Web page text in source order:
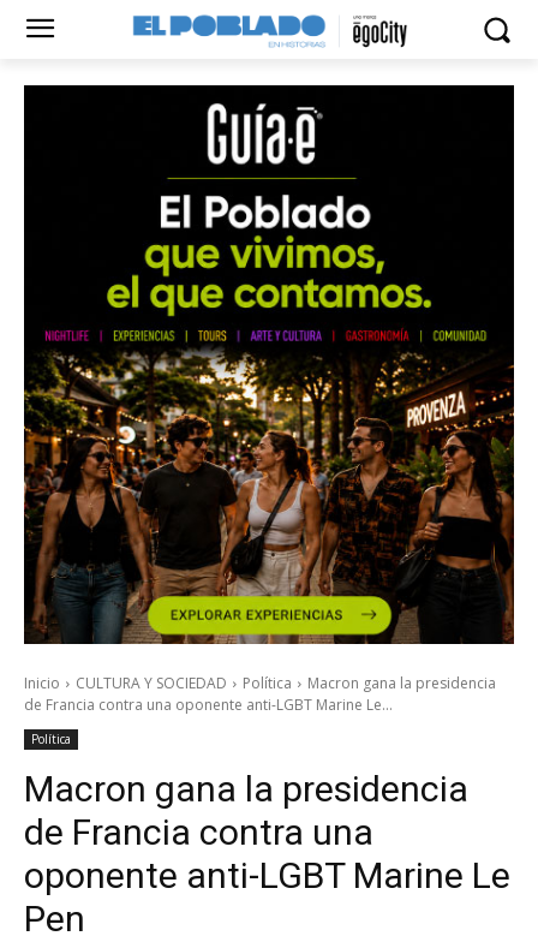
Inicio CULTURA Y SOCIEDAD Política
Macron gana la presidencia
de Francia contra una oponente anti-LGBT Marine Le...
Política
Macron gana la presidencia
de Francia contra una
oponente anti-LGBT Marine Le
Pen